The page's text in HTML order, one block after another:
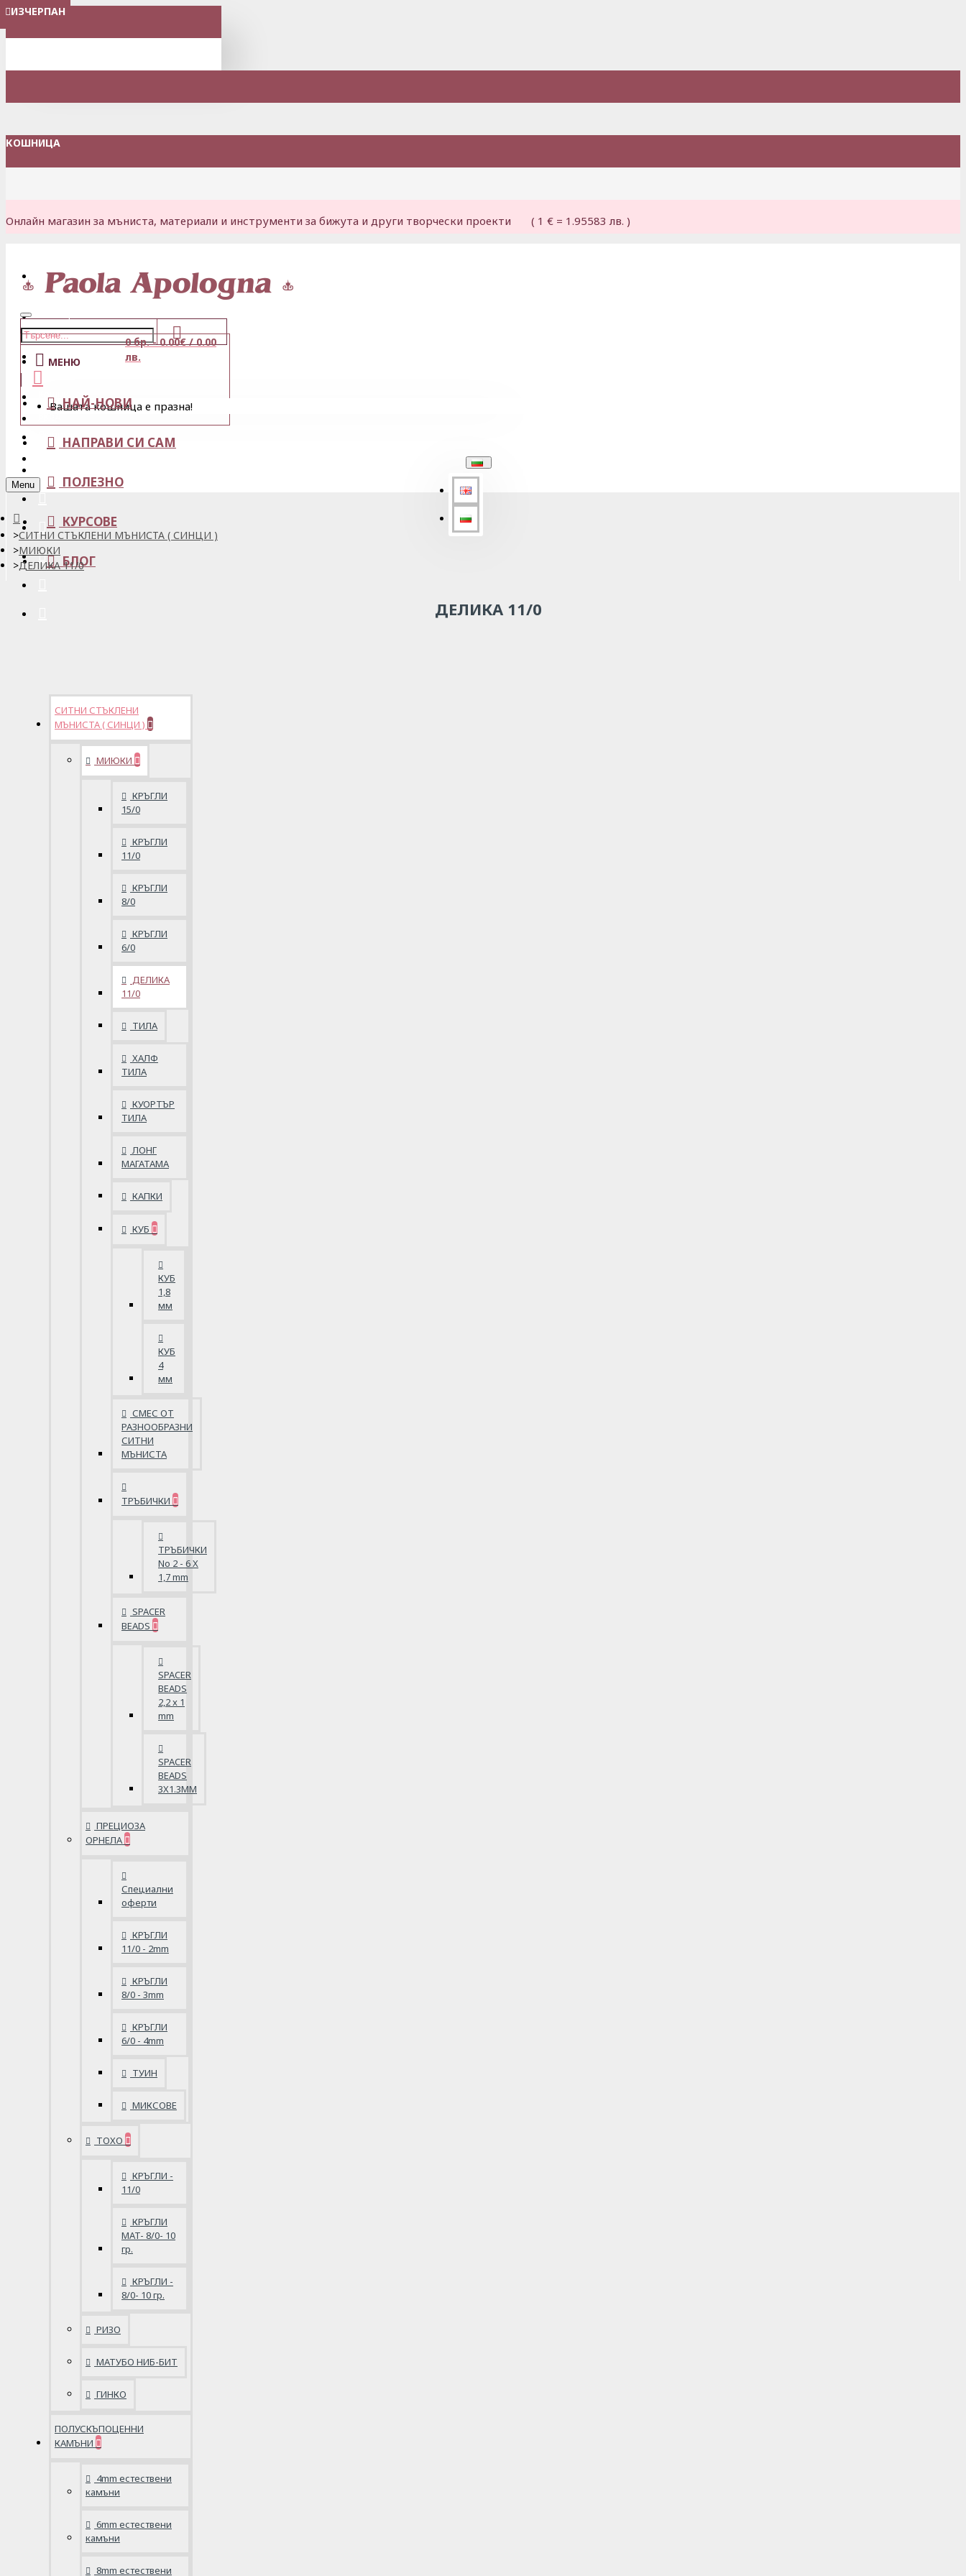
МЕНЮ
КОШНИЦА
Онлайн магазин за мъниста, материали и инструменти за бижута и други творчески проекти ( 1 € = 1.95583 лв. )
Вход
Магазини
Любими
0 бр. - 0.00€ / 0.00
лв.
Вашата кошница е празна!
МЕНЮ
НАЙ-НОВИ
НАПРАВИ СИ САМ
ПОЛЕЗНО
КУРСОВЕ
БЛОГ
Menu
СИТНИ СТЪКЛЕНИ МЪНИСТА ( СИНЦИ )
МИЮКИ
ДЕЛИКА 11/0
ДЕЛИКА 11/0
СИТНИ СТЪКЛЕНИ
МЪНИСТА ( СИНЦИ )
МИЮКИ
КРЪГЛИ
15/0
КРЪГЛИ
11/0
КРЪГЛИ
8/0
КРЪГЛИ
6/0
ДЕЛИКА
11/0
ТИЛА
ХАЛФ
ТИЛА
КУОРТЪР
ТИЛА
ЛОНГ
МАГАТАМА
КАПКИ
КУБ
КУБ
1,8
мм
КУБ
4
мм
СМЕС ОТ
РАЗНООБРАЗНИ
СИТНИ
МЪНИСТА
ТРЪБИЧКИ
ТРЪБИЧКИ
No 2 - 6 X
1,7 mm
SPACER
BEADS
SPACER
BEADS
2,2 x 1
mm
SPACER
BEADS
3X1.3MM
ПРЕЦИОЗА
ОРНЕЛА
Специални
оферти
КРЪГЛИ
11/0 - 2mm
КРЪГЛИ
8/0 - 3mm
КРЪГЛИ
6/0 - 4mm
ТУИН
МИКСОВЕ
ТОХО
КРЪГЛИ -
11/0
КРЪГЛИ
MAT- 8/0- 10
гр.
КРЪГЛИ -
8/0- 10 гр.
РИЗО
МАТУБО НИБ-БИТ
ГИНКО
ПОЛУСКЪПОЦЕННИ
КАМЪНИ
4mm естествени
камъни
6mm естествени
камъни
8mm естествени
ИЗЧЕРПАН
ИЗЧЕРПАН
ИЗЧЕРПАН
ИЗЧЕРПАН
ИЗЧЕРПАН
ИЗЧЕРПАН
ИЗЧЕРПАН